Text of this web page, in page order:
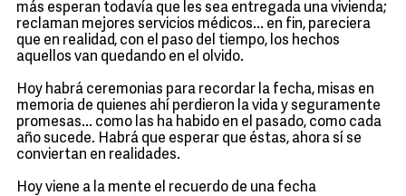
más esperan todavía que les sea entregada una vivienda;
reclaman mejores servicios médicos... en fin, pareciera
que en realidad, con el paso del tiempo, los hechos
aquellos van quedando en el olvido.
Hoy habrá ceremonias para recordar la fecha, misas en
memoria de quienes ahí perdieron la vida y seguramente
promesas... como las ha habido en el pasado, como cada
año sucede. Habrá que esperar que éstas, ahora sí se
conviertan en realidades.
Hoy viene a la mente el recuerdo de una fecha